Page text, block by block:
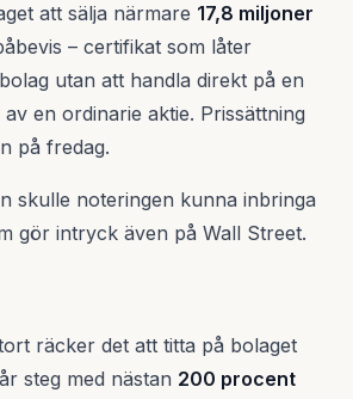
att sälja närmare 17,8 miljoner
– certifikat som låter
utan att handla direkt på en
en ordinarie aktie. Prissättning
på fredag.
skulle noteringen kunna inbringa
gör intryck även på Wall Street.
räcker det att titta på bolaget
steg med nästan 200 procent